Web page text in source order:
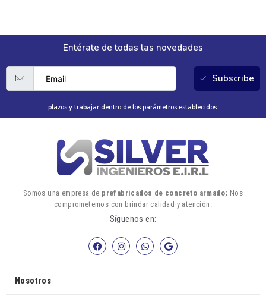
Entérate de todas las novedades
Subscribe
plazos y trabajar dentro de los parámetros establecidos.
Somos una empresa de prefabricados de concreto armado; Nos
comprometemos con brindar calidad y atención.
Síguenos en:
Nosotros